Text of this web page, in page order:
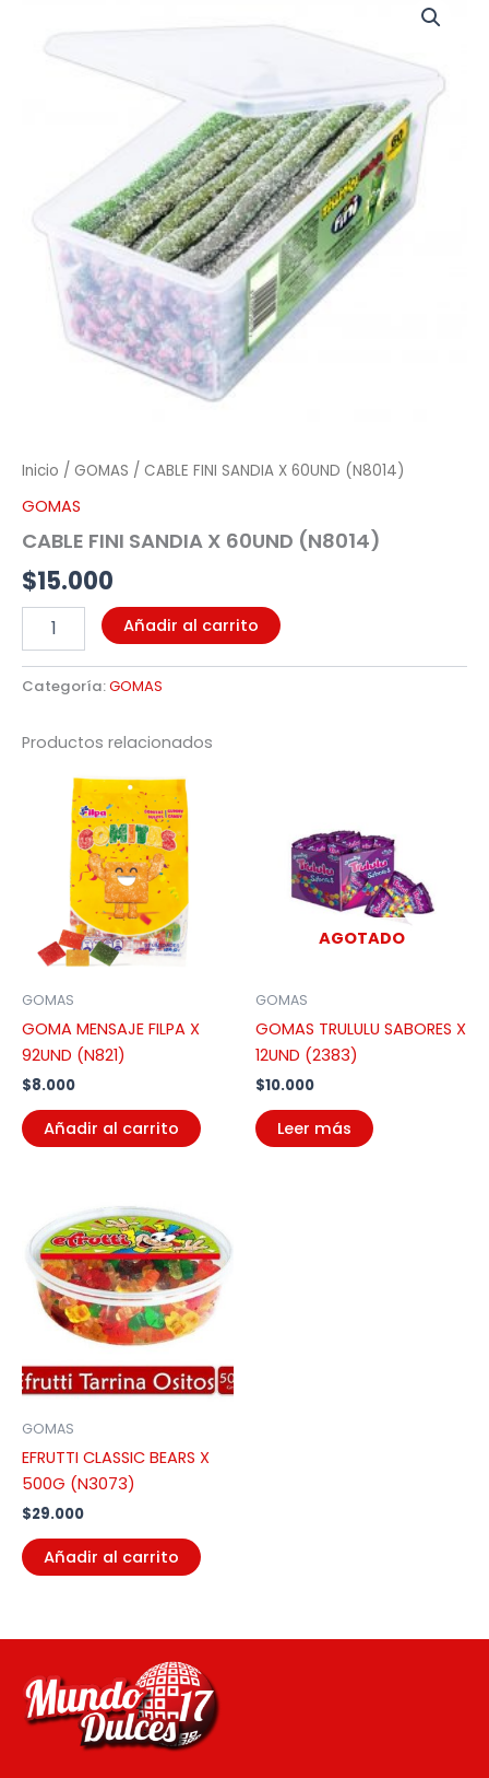
Inicio / GOMAS / CABLE FINI SANDIA X 60UND (N8014)
GOMAS
CABLE FINI SANDIA X 60UND (N8014)
$15.000
Añadir al carrito
Categoría:GOMAS
Productos relacionados
GOMAS
GOMA MENSAJE FILPA X
92UND (N821)
$8.000
Añadir al carrito
AGOTADO
GOMAS
GOMAS TRULULU SABORES X
12UND (2383)
$10.000
Leer más
GOMAS
EFRUTTI CLASSIC BEARS X
500G (N3073)
$29.000
Añadir al carrito